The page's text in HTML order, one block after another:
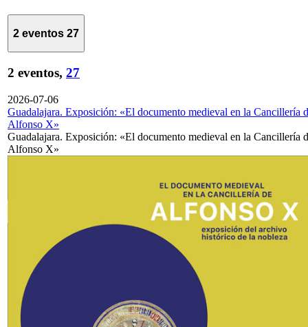
2 eventos 27
2 eventos, 27
2026-07-06
Guadalajara. Exposición: «El documento medieval en la Cancillería
Alfonso X»
Guadalajara. Exposición: «El documento medieval en la Cancillería
Alfonso X»